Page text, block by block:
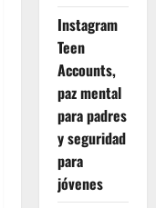
Instagram
Teen
Accounts,
paz mental
para padres
y seguridad
para
jóvenes